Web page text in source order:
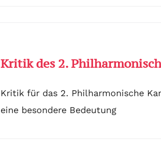
Kritik des 2.
Kritik für das 2. Philharmonische
eine besondere Bedeutung